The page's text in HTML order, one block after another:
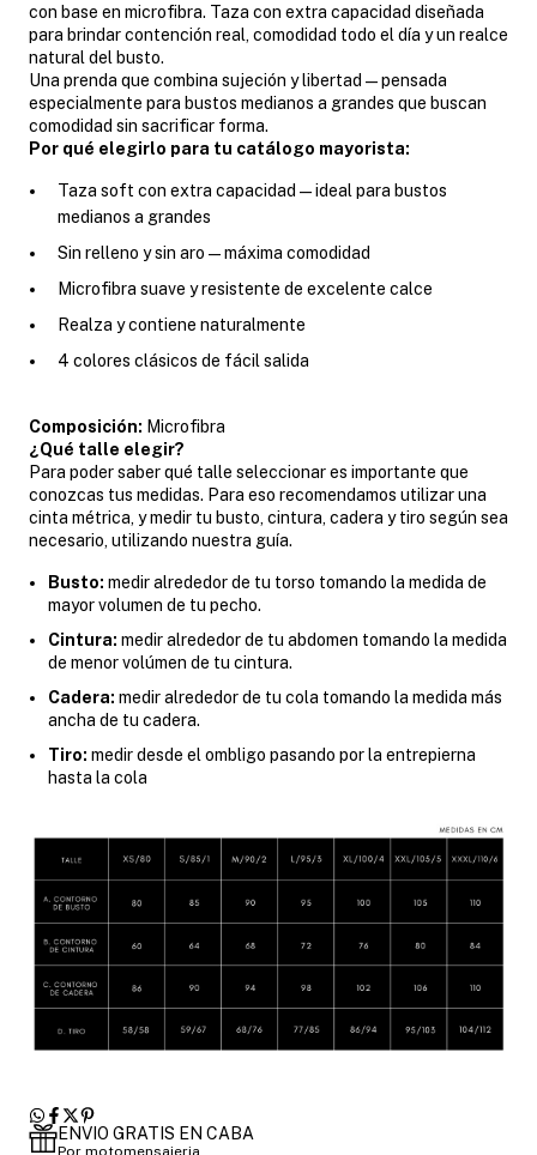
con base en microfibra. Taza con extra capacidad diseñada
para brindar contención real, comodidad todo el día y un realce
natural del busto.
Una prenda que combina sujeción y libertad — pensada
especialmente para bustos medianos a grandes que buscan
comodidad sin sacrificar forma.
Por qué elegirlo para tu catálogo mayorista:
Taza soft con extra capacidad — ideal para bustos
medianos a grandes
Sin relleno y sin aro — máxima comodidad
Microfibra suave y resistente de excelente calce
Realza y contiene naturalmente
4 colores clásicos de fácil salida
Composición: Microfibra
¿Qué talle elegir?
Para poder saber qué talle seleccionar es importante que
conozcas tus medidas. Para eso recomendamos utilizar una
cinta métrica, y medir tu busto, cintura, cadera y tiro según sea
necesario, utilizando nuestra guía.
Busto: medir alrededor de tu torso tomando la medida de
mayor volumen de tu pecho.
Cintura: medir alrededor de tu abdomen tomando la medida
de menor volúmen de tu cintura.
Cadera: medir alrededor de tu cola tomando la medida más
ancha de tu cadera.
Tiro: medir desde el ombligo pasando por la entrepierna
hasta la cola
ENVIO GRATIS EN CABA